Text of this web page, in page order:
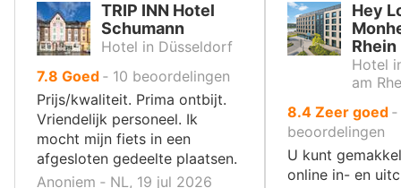
TRIP INN Hotel
Schumann
Hotel in Düsseldorf
7.8 uit
10
,
Goed ‐ 10 beoordelingen
Prijs/kwaliteit. Prima ontbijt.
Vriendelijk personeel. Ik
mocht mijn fiets in een
afgesloten gedeelte plaatsen.
Anoniem ‐ NL, 19 jul 2026
Hey
Rhein
Hotel
am
8.4uit
10
,
Zeer goed ‐
beoordelingen
U kunt
online in- en